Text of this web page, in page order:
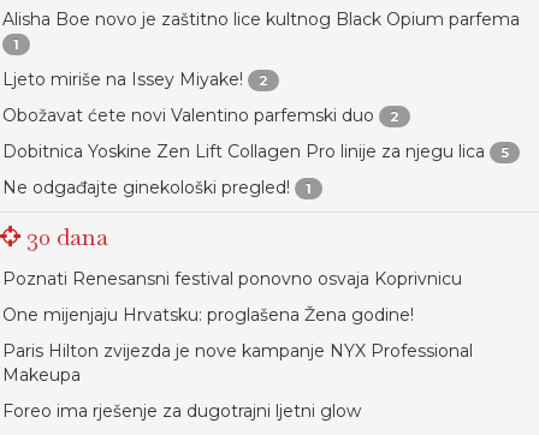
Alisha Boe novo je zaštitno lice kultnog Black Opium parfema
1
Ljeto miriše na Issey Miyake! 2
Obožavat ćete novi Valentino parfemski duo 2
Dobitnica Yoskine Zen Lift Collagen Pro linije za njegu lica 5
Ne odgađajte ginekološki pregled! 1
30 dana
Poznati Renesansni festival ponovno osvaja Koprivnicu
One mijenjaju Hrvatsku: proglašena Žena godine!
Paris Hilton zvijezda je nove kampanje NYX Professional
Makeupa
Foreo ima rješenje za dugotrajni ljetni glow